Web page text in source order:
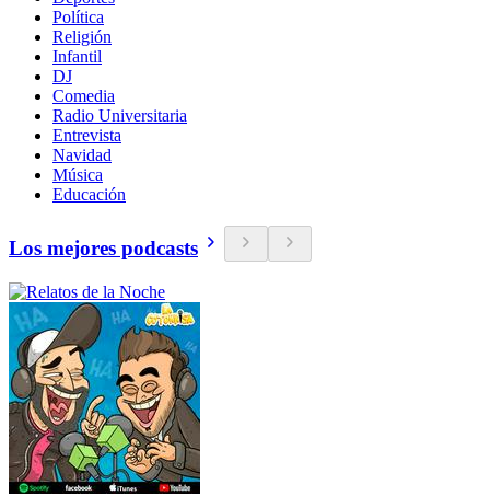
Política
Religión
Infantil
DJ
Comedia
Radio Universitaria
Entrevista
Navidad
Música
Educación
Los mejores podcasts